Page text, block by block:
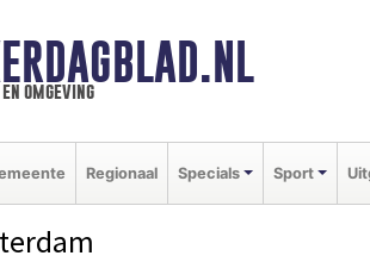
omgeving
Regionaal Specials Sport